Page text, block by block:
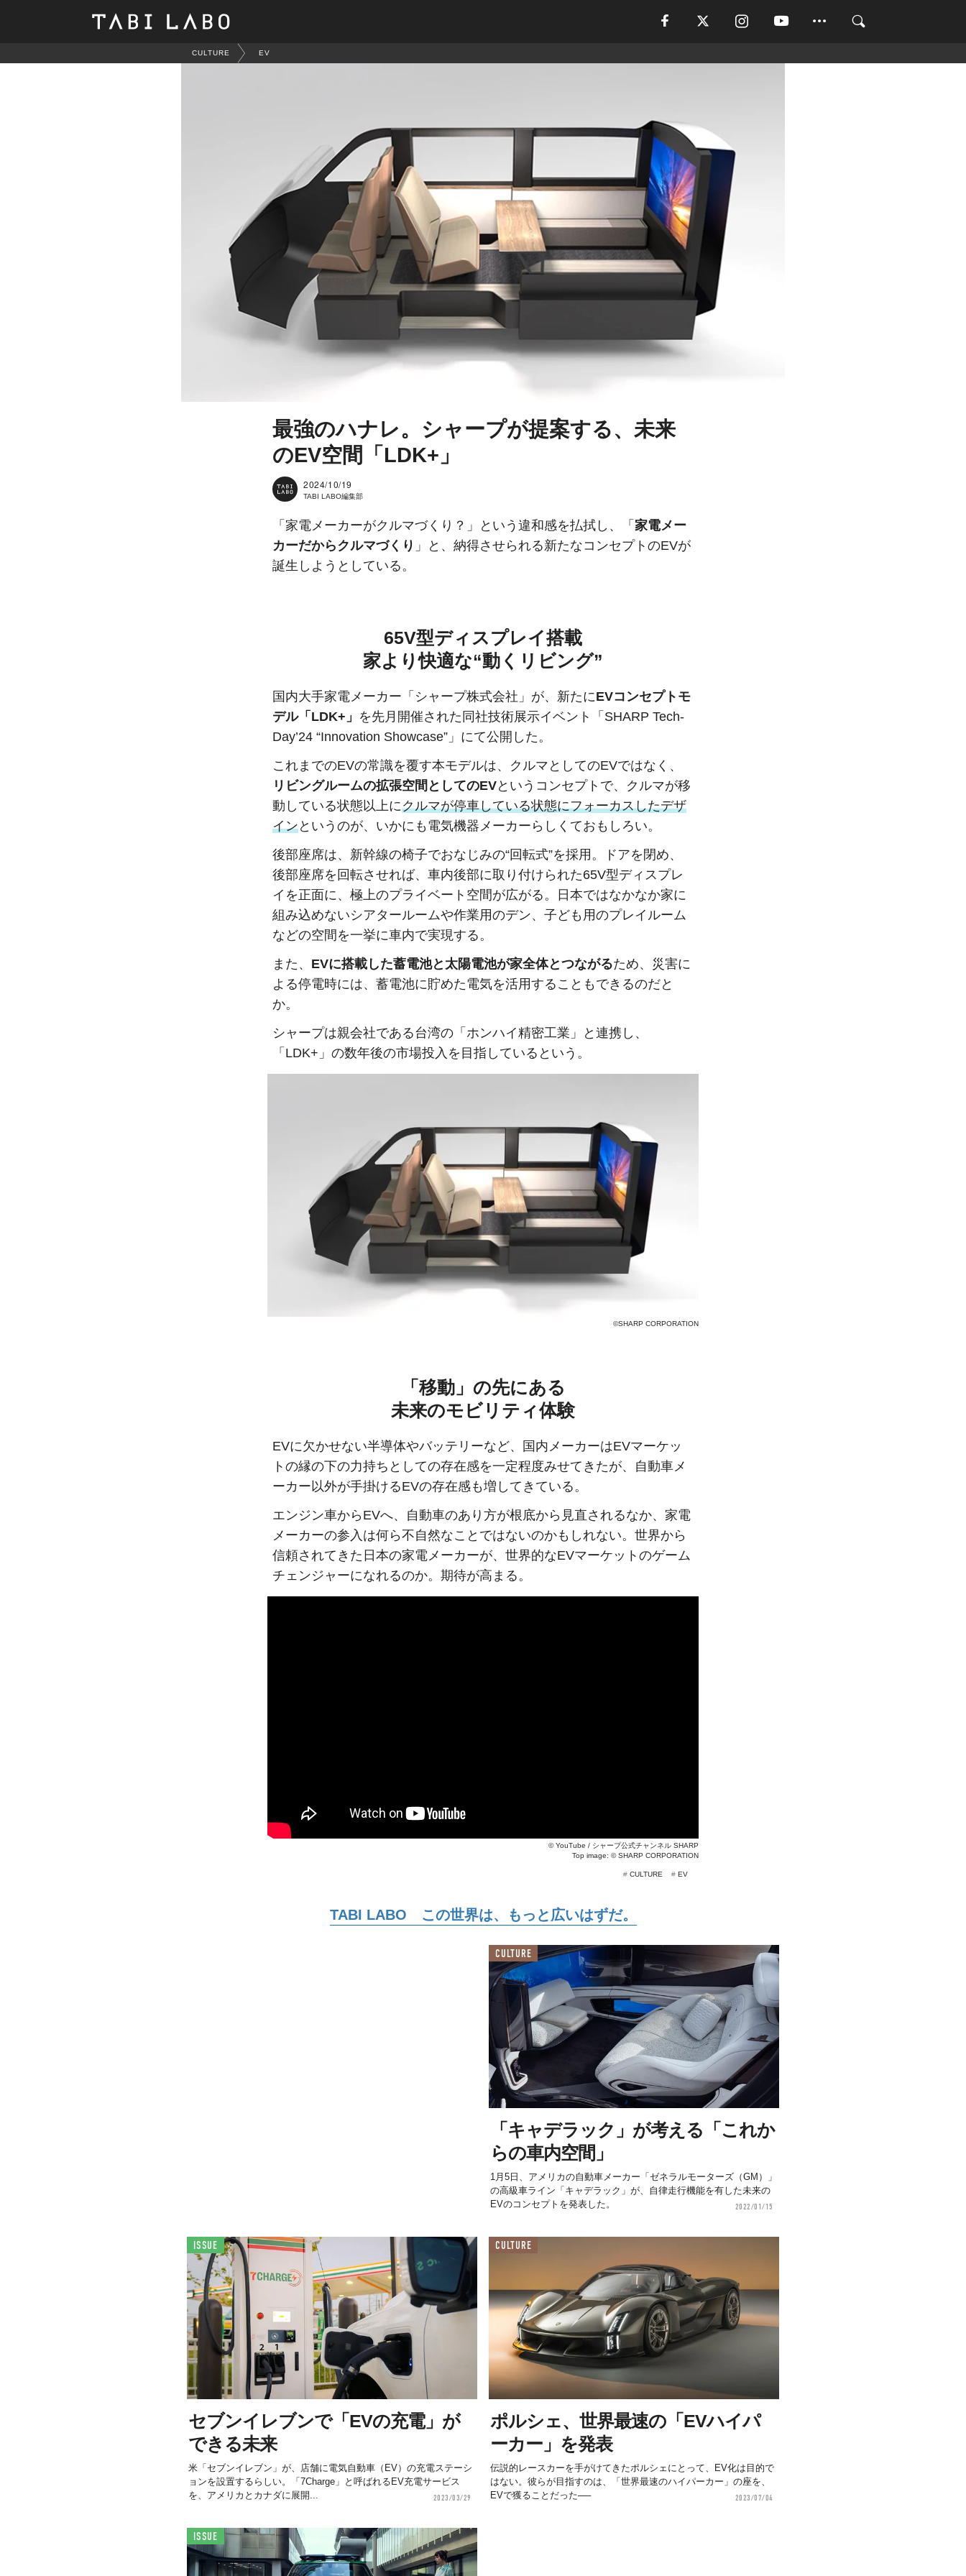
CULTURE EV
最強のハナレ。シャープが提案する、未来
のEV空間「LDK+」
2024/10/19
TABI LABO編集部
「家電メーカーがクルマづくり？」という違和感を払拭し、「 家電メー
カーだからクルマづくり 」と、納得させられる新たなコンセプトのEVが
誕生しようとしている。
65V型ディスプレイ搭載
家より快適な“動くリビング”
国内大手家電メーカー「シャープ株式会社」が、新たにEVコンセプトモ
デル「LDK+」 を先月開催された同社技術展示イベント「SHARP Tech-
Day’24 “Innovation Showcase”」にて公開した。
これまでのEVの常識を覆す本モデルは、クルマとしてのEVではなく、
リビングルームの拡張空間としてのEVというコンセプトで、クルマが移
動している状態以上にクルマが停車している状態にフォーカスしたデザ
インというのが、いかにも電気機器メーカーらしくておもしろい。
後部座席は、新幹線の椅子でおなじみの“回転式”を採用。ドアを閉め、
後部座席を回転させれば、車内後部に取り付けられた65V型ディスプレ
イを正面に、極上のプライベート空間が広がる。日本ではなかなか家に
組み込めないシアタールームや作業用のデン、子ども用のプレイルーム
などの空間を一挙に車内で実現する。
また、 EVに搭載した蓄電池と太陽電池が家全体とつながるため、災害に
よる停電時には、蓄電池に貯めた電気を活用することもできるのだと
か。
シャープは親会社である台湾の「ホンハイ精密工業」と連携し、
「LDK+」の数年後の市場投入を目指しているという。
©SHARP CORPORATION
「移動」の先にある
未来のモビリティ体験
EVに欠かせない半導体やバッテリーなど、国内メーカーはEVマーケッ
トの縁の下の力持ちとしての存在感を一定程度みせてきたが、自動車メ
ーカー以外が手掛けるEVの存在感も増してきている。
エンジン車からEVへ、自動車のあり方が根底から見直されるなか、家電
メーカーの参入は何ら不自然なことではないのかもしれない。 世界から
信頼されてきた日本の家電メーカーが、世界的なEVマーケットのゲーム
チェンジャーになれるのか。期待が高まる。
©YouTube / シャープ公式チャンネル SHARP
Top image: ©SHARP CORPORATION
# EV
# CULTURE
TABI LABO この世界は、もっと広いはずだ。
CULTURE
「キャデラック」が考える「これか
らの車内空間」
1月5日、アメリカの自動車メーカー「ゼネラルモーターズ（GM）」
の高級車ライン「キャデラック」が、自律走行機能を有した未来の
EVのコンセプトを発表した。
2022/01/15
ISSUE
セブンイレブンで「EVの充電」が
できる未来
米「セブンイレブン」が、店舗に電気自動車（EV）の充電ステーシ
ョンを設置するらしい。「7Charge」と呼ばれるEV充電サービス
を、アメリカとカナダに展開...
2023/03/29
CULTURE
ポルシェ、世界最速の「EVハイパ
ーカー」を発表
伝説的レースカーを手がけてきたポルシェにとって、EV化は目的で
はない。彼らが目指すのは、「世界最速のハイパーカー」の座を、
EVで獲ることだった──
2023/07/04
ISSUE